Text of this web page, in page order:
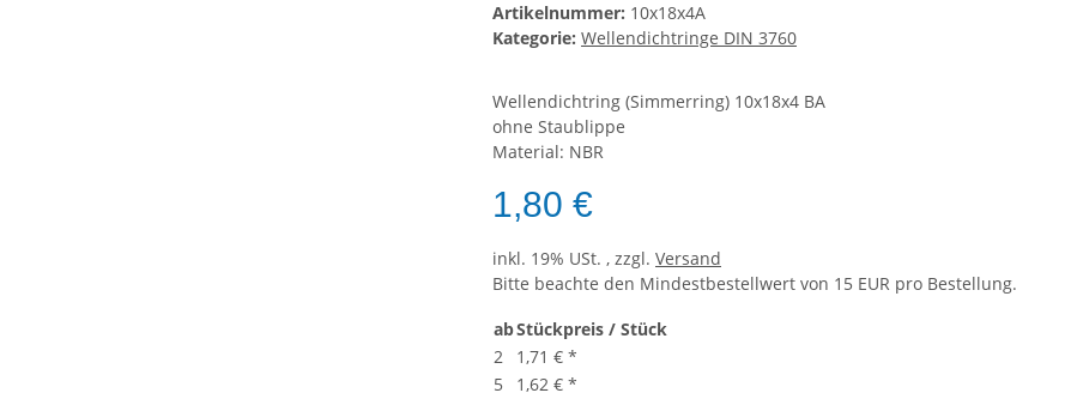
Artikelnummer: 10x18x4A
Kategorie: Wellendichtringe DIN 3760
Wellendichtring (Simmerring) 10x18x4 BA
ohne Staublippe
Material: NBR
1,80 €
inkl. 19% USt. , zzgl. Versand
Bitte beachte den Mindestbestellwert von 15 EUR pro Bestellung.
abStückpreis / Stück
2
1,71 € *
5
1,62 € *